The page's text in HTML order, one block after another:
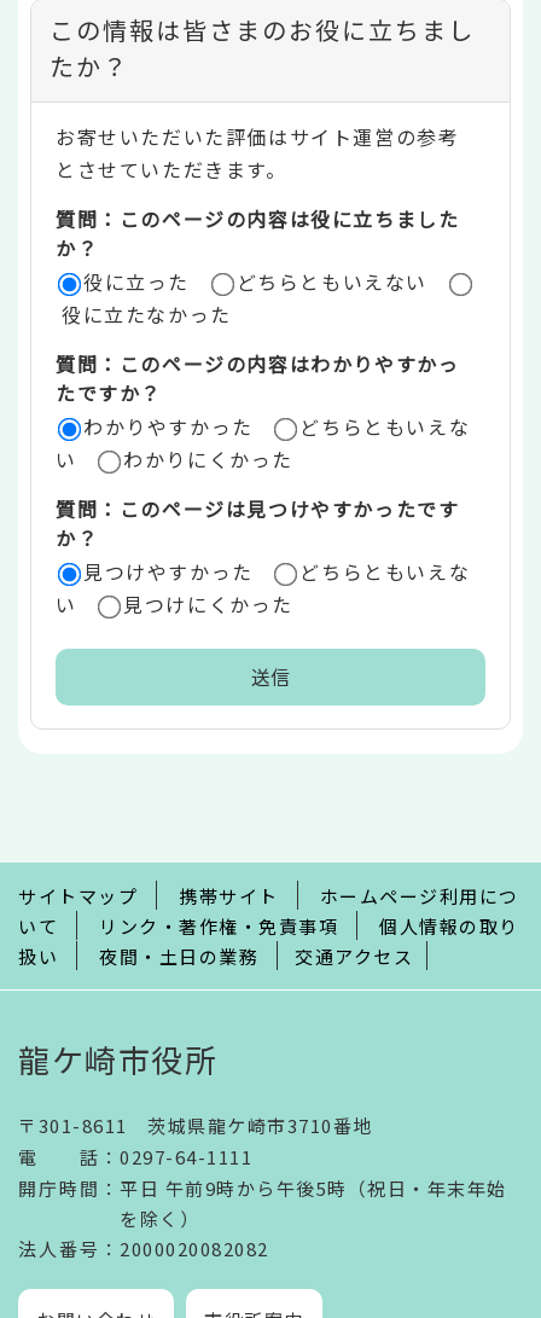
コ
ン
テ
ン
ツ
評
価
リ
ア
この情報は皆さまのお役に立ちまし
たか？
お寄せいただいた評価はサイト運営の参考
とさせていただきます。
質問：このページの内容は役に立ちました
か？
役に立った
どちらともいえない
役に立たなかった
質問：このページの内容はわかりやすかっ
たですか？
わかりやすかった
どちらともいえな
い
わかりにくかった
質問：このページは見つけやすかったです
か？
見つけやすかった
どちらともいえな
い
見つけにくかった
で
サイトマップ 携帯サイト
ホームページ利用につ
いて
リンク・著作権・免責事項
個人情報の取り
扱い
夜間・土日の業務 交通アクセス
龍ケ崎市役所
〒301-8611 茨城県龍ケ崎市3710番地
電話 ： 0297-64-1111
開庁時間 ： 平日 午前9時から午後5時（祝日・年末年始
を除く）
法人番号 ：2000020082082